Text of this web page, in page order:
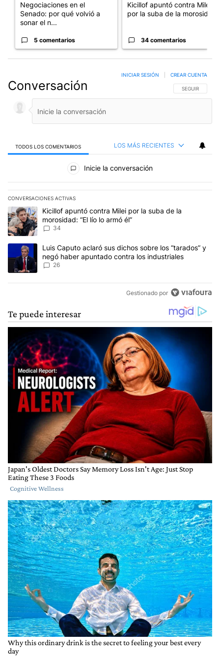
Negociaciones en el
Senado: por qué volvió a
sonar el n...
5 comentarios
Kicillof apuntó contra Milei
por la suba de la morosida...
34 comentarios
Conversación SIGA ESTA
SEGUIR
INICIAR SESIÓN CREAR CUENTA
TODOS LOS COMENTARIOS LOS MÁS RECIENTES
Todos los comentarios
Inicie la conversación
CONVERSACIONES ACTIVAS
Este listado muestra los artículos con más comentarios en los
Un artículo de tendencia con el título "Kicillof apuntó contra Milei
Kicillof apuntó contra Milei por la suba de la
morosidad: “El lío lo armó él”
34
Un artículo de tendencia con el título "Luis Caputo aclaró sus
Luis Caputo aclaró sus dichos sobre los “tarados” y
negó haber apuntado contra los industriales
26
Gestionado por